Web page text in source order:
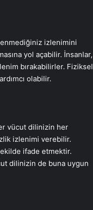
izlenimini
yol açabilir. İnsanlar,
bırakabilirler. Fiziksel
olabilir.
vücut dilinizin her
izlenimi verebilir.
ifade etmektir.
dilinizin de buna uygun